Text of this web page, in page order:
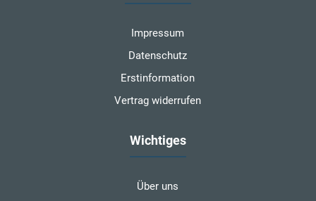
Impressum
Datenschutz
Erstinformation
Vertrag widerrufen
Wichtiges
Über uns